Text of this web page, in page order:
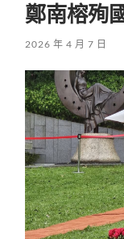
鄭南榕殉
2026 年 4 月 7 日